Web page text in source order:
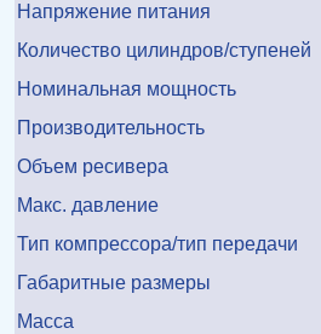
Напряжение питания
Количество цилиндров/ступеней
Номинальная мощность
Производительность
Объем ресивера
Макс. давление
Тип компрессора/тип передачи
Габаритные размеры
Масса